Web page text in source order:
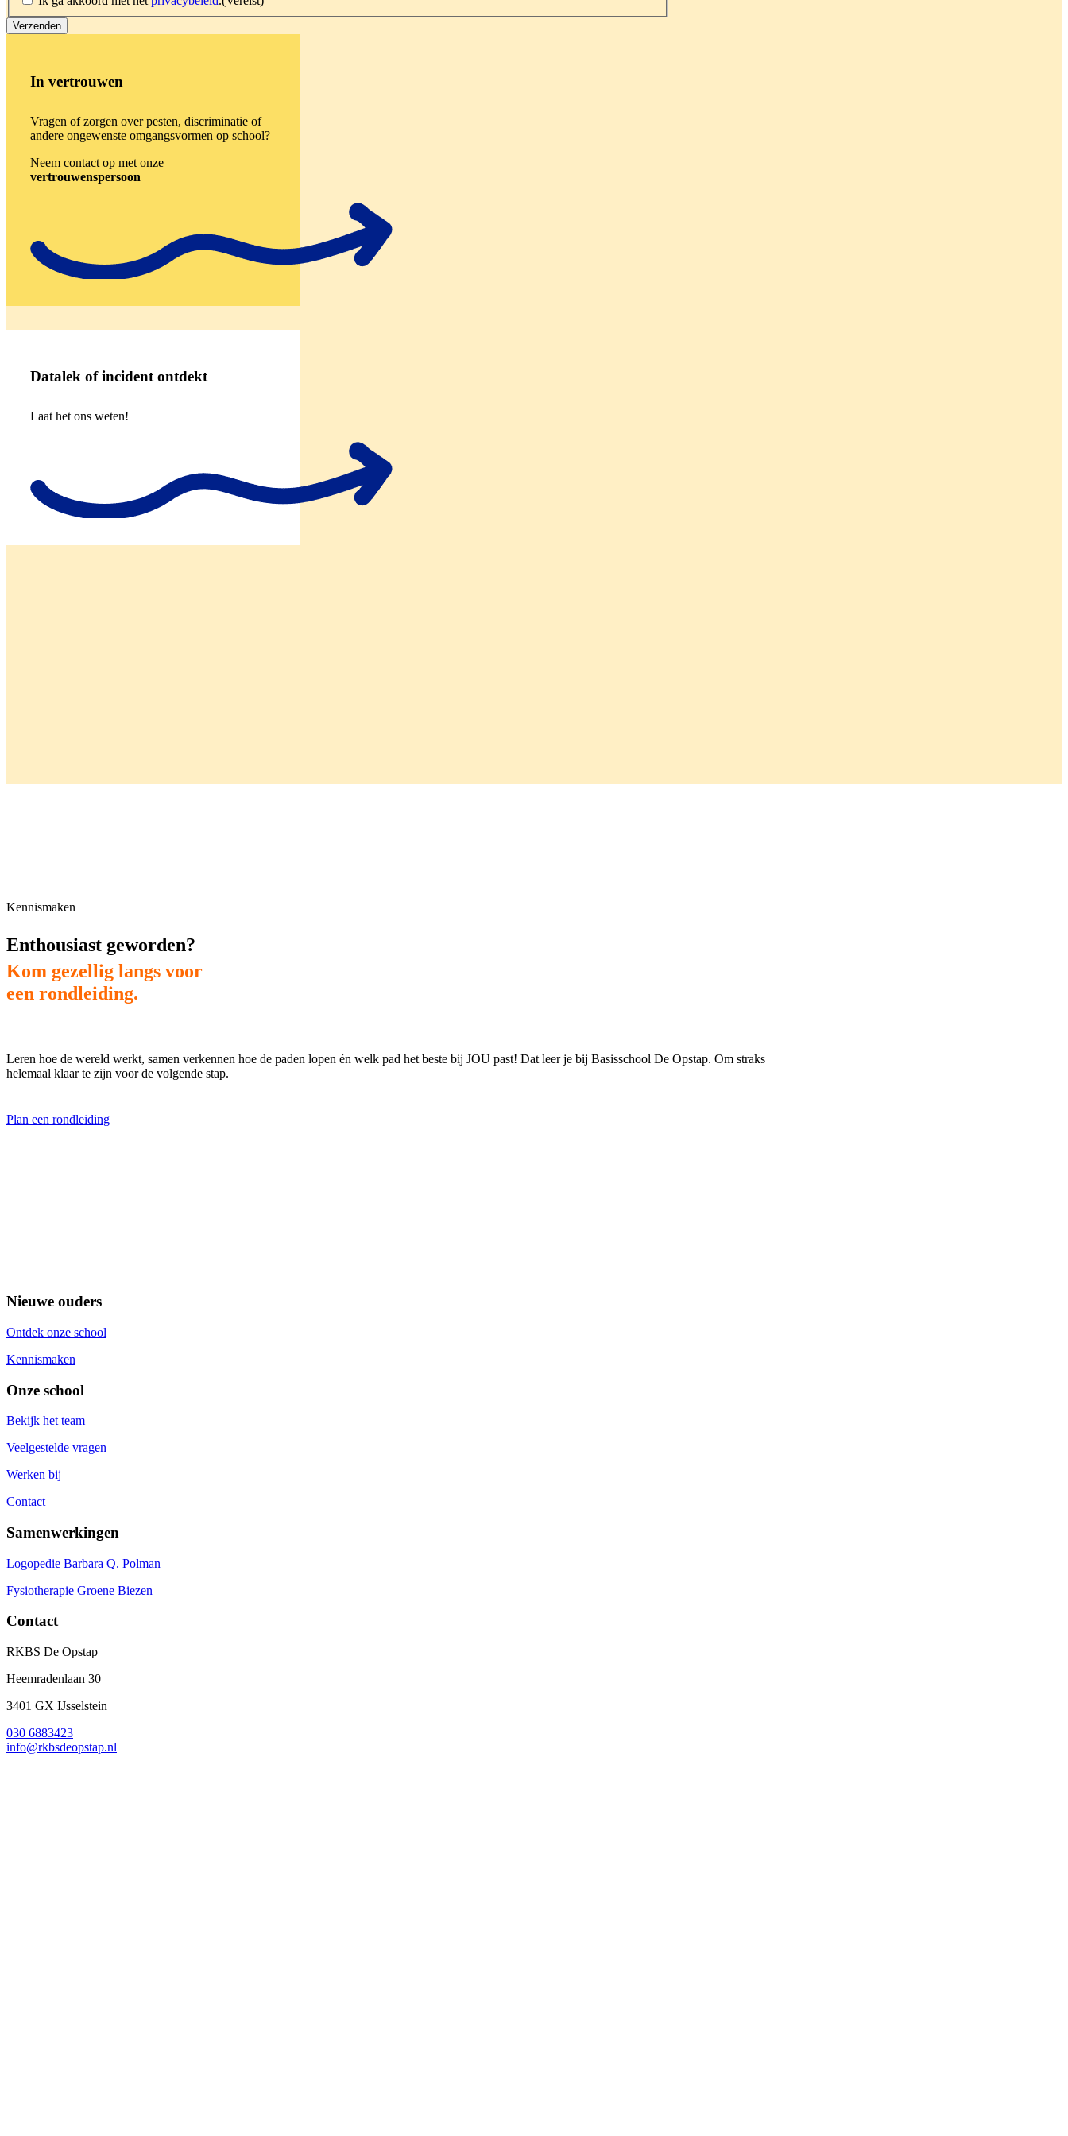
In vertrouwen
Vragen of zorgen over pesten, discriminatie of
andere ongewenste omgangsvormen op school?
Neem contact op met onze
vertrouwenspersoon
Datalek of incident ontdekt
Laat het ons weten!
Kennismaken
Enthousiast geworden?
Kom gezellig langs voor
een rondleiding.
Leren hoe de wereld werkt, samen verkennen hoe de paden lopen én welk pad het beste bij JOU past! Dat leer je bij Basisschool De Opstap. Om straks
helemaal klaar te zijn voor de volgende stap.
Plan een rondleiding
Nieuwe ouders
Ontdek onze school
Kennismaken
Onze school
Bekijk het team
Veelgestelde vragen
Werken bij
Contact
Samenwerkingen
Logopedie Barbara Q. Polman
Fysiotherapie Groene Biezen
Contact
RKBS De Opstap
Heemradenlaan 30
3401 GX IJsselstein
030 6883423
info@rkbsdeopstap.nl